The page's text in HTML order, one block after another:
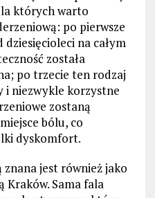
których warto
po pierwsze
na całym
została
po trzecie ten rodzaj
i niezwykle korzystne
zostaną
bólu, co
dyskomfort.
jest również jako
Kraków. Sama fala